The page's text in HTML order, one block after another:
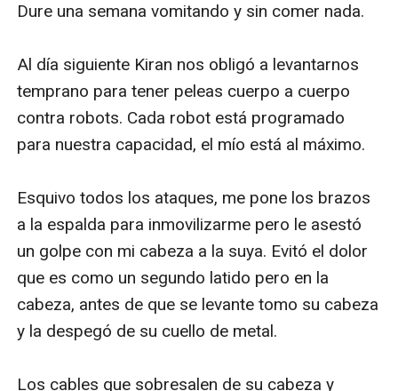
Dure una semana vomitando y sin comer nada.
Al día siguiente Kiran nos obligó a levantarnos
temprano para tener peleas cuerpo a cuerpo
contra robots. Cada robot está programado
para nuestra capacidad, el mío está al máximo.
Esquivo todos los ataques, me pone los brazos
a la espalda para inmovilizarme pero le asestó
un golpe con mi cabeza a la suya. Evitó el dolor
que es como un segundo latido pero en la
cabeza, antes de que se levante tomo su cabeza
y la despegó de su cuello de metal.
Los cables que sobresalen de su cabeza y